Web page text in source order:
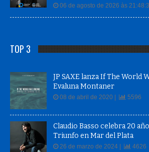
06 de agosto de 2026 às
TOP 3
JP SAXE lanza If The World
Evaluna Montaner
08 de abril de 2020 | 5596
Claudio Basso celebra 20
Triunfo en Mar del Plata
26 de marzo de 2024 | 4626